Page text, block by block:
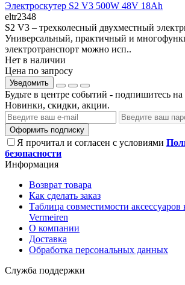
Электроскутер S2 V3 500W 48V 18Ah
eltr2348
S2 V3 – трехколесный двухместный
Универсальный, практичный и
электротранспорт можно исп..
Нет в наличии
Цена по запросу
Уведомить
Будьте в центре событий - подпишитесь
Новинки, скидки, акции.
Оформить подписку
Я прочитал и согласен с условиями
безопасности
Информация
Возврат товара
Как сделать заказ
Таблица совместимости аксессуаров
Vermeiren
О компании
Доставка
Обработка персональных данных
Служба поддержки